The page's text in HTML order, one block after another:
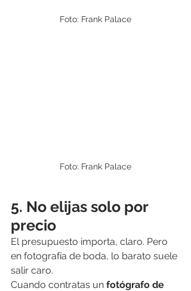
Foto: Frank Palace
Foto: Frank Palace
5. No elijas solo por
precio
El presupuesto importa, claro. Pero
en fotografía de boda, lo barato suele
salir caro.
Cuando contratas un fotógrafo de